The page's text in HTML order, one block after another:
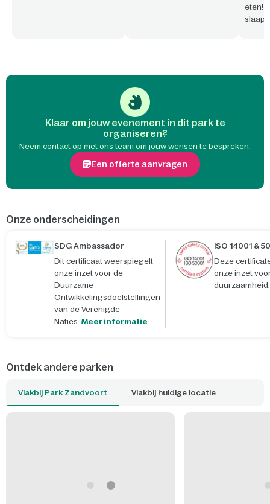
eten!
Klaar om jouw evenement in dit park te
organiseren?
Neem contact op met ons team om jouw wensen te bespreken.
Een offerte aanvragen
Onze onderscheidingen
SDG Ambassador
Dit certificaat weerspiegelt
onze inzet voor de
Duurzame
Ontwikkelingsdoelstellingen
van de Verenigde
Naties. Meer informatie
ISO 14001 &
Deze
onze inzet
duurzaamheid.
Ontdek andere parken
Vlakbij Park Zandvoort Vlakbij huidige locatie